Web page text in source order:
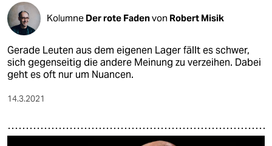
Kolumne Der rote Fadenvon Robert Misik
Gerade Leuten aus dem eigenen Lager fällt es schwer,
sich gegenseitig die andere Meinung zu verzeihen. Dabei
geht es oft nur um Nuancen.
14.3.2021